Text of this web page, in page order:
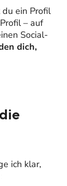
ein Profil
– auf
Social-
dich,
ich klar,